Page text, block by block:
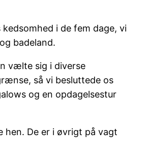
i de fem dage, vi
badeland.
vælte sig i diverse
så vi besluttede os
og en opdagelsestur
hen. De er i øvrigt på vagt